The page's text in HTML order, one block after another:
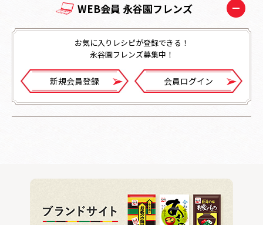
WEB会員 永谷園フレンズ
お気に入りレシピが登録できる！
永谷園フレンズ募集中！
新規会員登録 会員ログイン